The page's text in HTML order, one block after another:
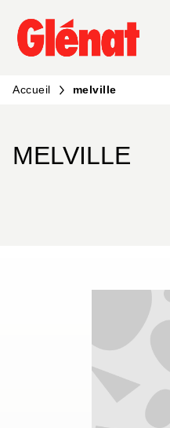
MENU RECHERCHE
PIED DE PAGE
Accueil melville
MELVILLE